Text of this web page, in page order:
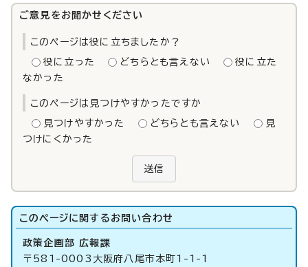
ご意見をお聞かせください
このページは役に立ちましたか？
役に立った どちらとも言えない
役に立た
なかった
このページは見つけやすかったですか
見つけやすかった どちらとも言えない
見
つけにくかった
送信
このページに関する お問い合わせ
政策企画部 広報課
〒581-0003大阪府八尾市本町1-1-1